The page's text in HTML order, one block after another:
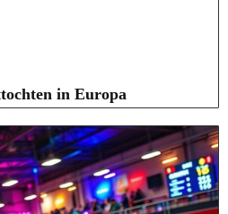
in Europa